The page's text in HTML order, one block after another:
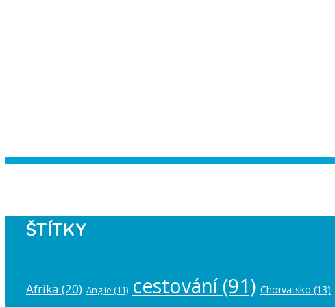
ŠTÍTKY
Afrika (20) Anglie (11) cestování(91) Chorvatsko (13)